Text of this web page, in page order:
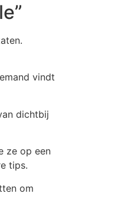
vindt
dichtbij
ze op een
tips.
om